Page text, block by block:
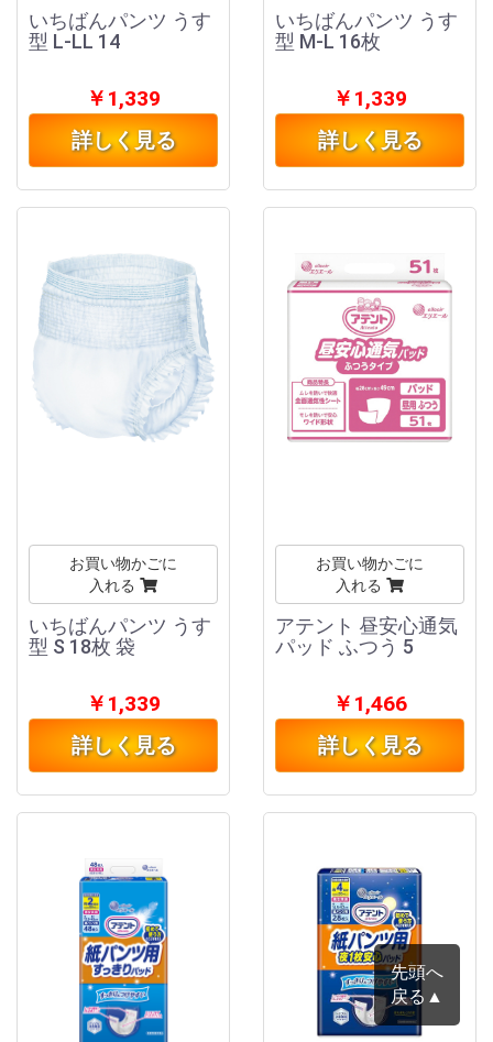
いちばんパンツ うす
型 L-LL 14
￥1,339
詳しく見る
いちばんパンツ うす
型 M-L 16枚
￥1,339
詳しく見る
お買い物かごに
入れる
いちばんパンツ うす
型 S 18枚 袋
￥1,339
詳しく見る
お買い物かごに
入れる
アテント 昼安心通気
パッド ふつう 5
￥1,466
詳しく見る
先頭へ
戻る▲